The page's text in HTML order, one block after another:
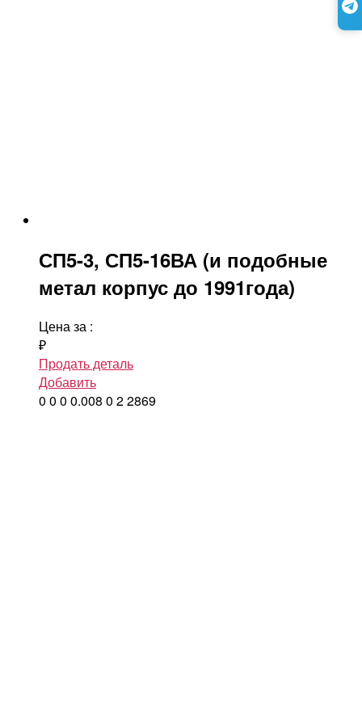
СП5-3, СП5-16ВА (и подобные
метал корпус до 1991года)
Цена за :
₽
Продать деталь
Добавить
0 0 0 0.008 0 22869